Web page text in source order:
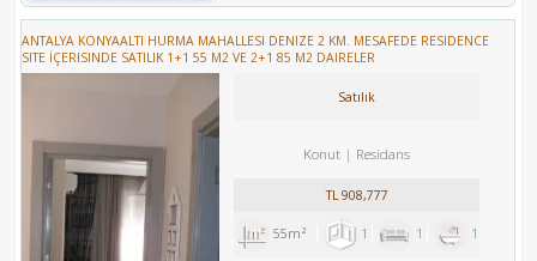
ANTALYA KONYAALTI HURMA MAHALLESI DENIZE 2 KM. MESAFEDE RESIDENCE
SITE İÇERISINDE SATILIK 1+1 55 M2 VE 2+1 85 M2 DAIRELER
Satılık
Konut Residans
TL908,777
55m² 1 1 1